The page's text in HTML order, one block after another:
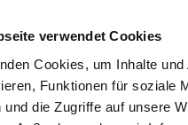
verwendet Cookies
Cookies, um Inhalte und
Funktionen für soziale
und die Zugriffe auf unsere
und hervorragend
der Oberfläche.
kommen vor.